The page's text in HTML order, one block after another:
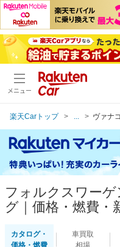
メニュー
楽天Carトップ ヴァナ
フォルクスワー
グ｜価格・燃費・
カタログ・
価格・燃費
車買取
相場